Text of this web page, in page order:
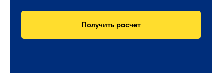
Получить расчет